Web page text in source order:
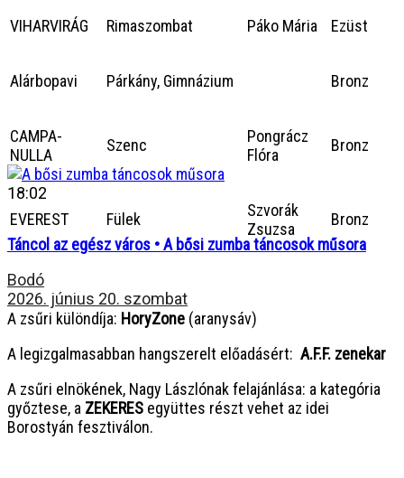
VIHARVIRÁG Rimaszombat Páko Mária Ezüst
Alárbopavi Párkány, Gimnázium Bronz
CAMPA-
NULLA
Szenc
Pongrácz
Flóra
Bronz
EVEREST Fülek
Szvorák
Zsuzsa
Bronz
A zsűri különdíja: HoryZone (aranysáv)
A legizgalmasabban hangszerelt előadásért: A.F.F. zenekar
A zsűri elnökének, Nagy Lászlónak felajánlása: a kategória
győztese, a ZEKERES együttes részt vehet az idei
Borostyán fesztiválon.
18:02
Táncol az egész város • A bősi zumba táncosok műsora
Bodó
2026. június 20. szombat